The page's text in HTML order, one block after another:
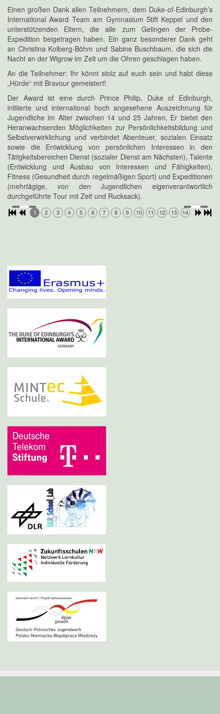
Einen großen Dank allen Teilnehmern, dem Duke-of-Edinburgh’s
International Award Team am Gymnasium Stift Keppel und den
unterstützenden Eltern, die alle zum Gelingen der Probe-
Expedition beigetragen haben. Ein ganz besonderer Dank geht
an Christina Kolberg-Böhm und Sabine Buschbaum, die sich die
Nacht an der Wigrow im Zelt um die Ohren geschlagen haben.
An die Teilnehmer: Ihr könnt stolz auf euch sein und habt diese
„Hürde“ mit Bravour gemeistert!
Der Award ist eine durch Prince Philip, Duke of Edinburgh,
initiierte und international hoch angesehene Auszeichnung für
Jugendliche im Alter zwischen 14 und 25 Jahren. Er bietet den
Heranwachsenden Möglichkeiten zur Persönlichkeitsbildung und
Selbstverwirklichung und verbindet Abenteuer, sozialen Einsatz
sowie die Entwicklung von persönlichen Interessen in den
Tätigkeitsbereichen Dienst (sozialer Dienst am Nächsten), Talente
(Entwicklung und Ausbau von Interessen und Fähigkeiten),
Fitness (Gesundheit durch regelmäßigen Sport) und Expeditionen
(mehrtägige, von den Jugendlichen eigenverantwortlich
durchgeführte Tour mit Zelt und Rucksack).
1 2 3 4 5 6 7 8 9 10 11 12 13 14